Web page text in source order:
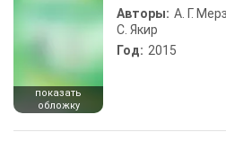
показать
обложку
Авторы: А. Г.
С. Якир
Год: 2015